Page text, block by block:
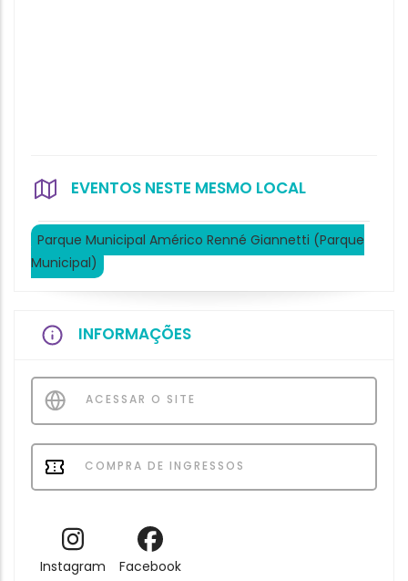
EVENTOS NESTE MESMO LOCAL
Parque Municipal Américo Renné Giannetti (Parque
Municipal)
INFORMAÇÕES
ACESSAR O SITE
COMPRA DE INGRESSOS
Instagram Facebook